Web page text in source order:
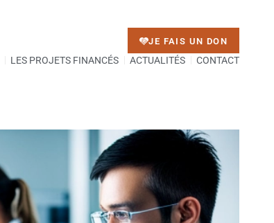
JE FAIS UN DON
LES PROJETS FINANCÉS ACTUALITÉS CONTACT